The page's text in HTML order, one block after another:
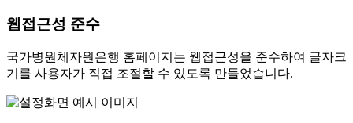
웹접근성 준수
국가병원체자원은행 홈페이지는 웹접근성을 준수하여 글자크
기를 사용자가 직접 조절할 수 있도록 만들었습니다.